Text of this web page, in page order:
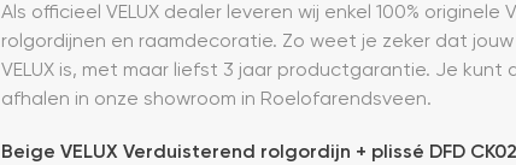
Als officieel VELUX dealer leveren wij enkel 100% originele
rolgordijnen en raamdecoratie. Zo weet je zeker dat jouw
VELUX is, met maar liefst 3 jaar productgarantie. Je kunt
afhalen in onze showroom in Roelofarendsveen.
Beige VELUX Verduisterend rolgordijn + plissé DFD CK02